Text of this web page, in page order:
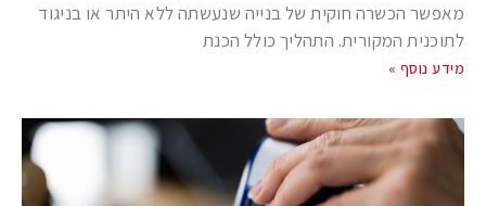
מאפשר הכשרה חוקית של בנייה שנעשתה ללא היתר או בניגוד
לתוכנית המקורית. התהליך כולל הכנת
מידע נוסף »